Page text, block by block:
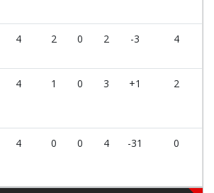
4 2 0 2 -3 4
4 1 0 3 +1 2
4 0 0 4 -31 0